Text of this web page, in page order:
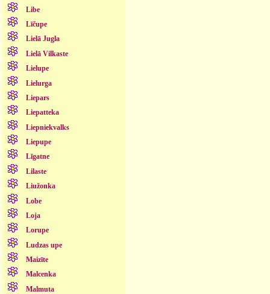
Libe
Līčupe
Lielā Jugla
Lielā Vilkaste
Lielupe
Lielurga
Liepars
Liepatteka
Liepniekvalks
Liepupe
Līgatne
Lilaste
Liužonka
Lobe
Loja
Lorupe
Ludzas upe
Maizīte
Malcenka
Malmuta